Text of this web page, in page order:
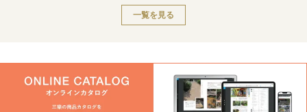
一覧を見る